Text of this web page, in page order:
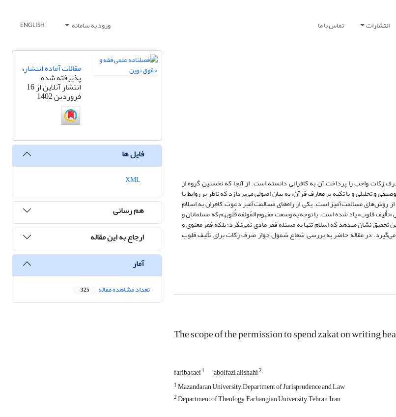
انتشارات تماس با ما ورود به سامانه ENGLISH
زکات واجب را‌ پرداخت آن به کافرانی دانسته است. از آنجا که نخستین گروه از
و تحلیلی و با تکیه بر معارف قرآن، به بیان اصولی می‌پردازد که ناظر بر روابط با
روش‌های مسالمت‌آمیز است. یکی از راه‌های مسالمت‌آمیز دعوت کافران به اسلام
قلوب» یاد شده است. با توجه به وسعت مفهوم المُولِفه قُلوبِهِم که مسلمانان و
نشان میدهد که اسلام تنها به مسئله فقر مادی نمی‌نگرد؛ بلکه فقر معنوی و
می‌گیرد. در مقاله حاضر به بررسی شعاع شمول جواز صرف زکات برای تألیف قلوب
The scope of the permission to spend zakat on writing
fariba taei1 abolfazl alishahi2
1Mazandaran University, Department of Jurisprudence and Law
2Department of Theology, Farhangian University, Tehran, Iran
مقالات آماده انتشار،
پذیرفته شده
انتشار آنلاین از 16
فروردین 1402
فایل ها
هم رسانی
ارجاع به این مقاله
آمار
تعداد مشاهده مقاله 325